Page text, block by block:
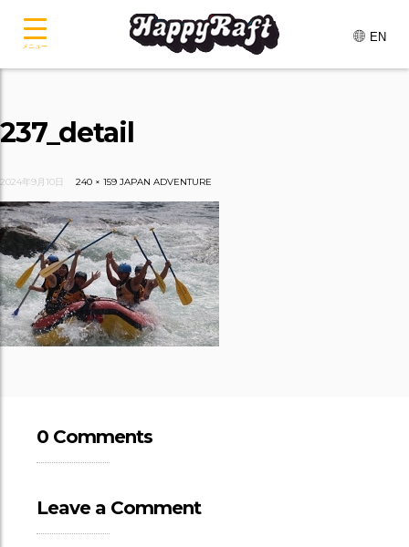
EN
237_detail
2024年9月10日 240 × 159 JAPAN ADVENTURE
0 Comments
Leave a Comment
メニュー